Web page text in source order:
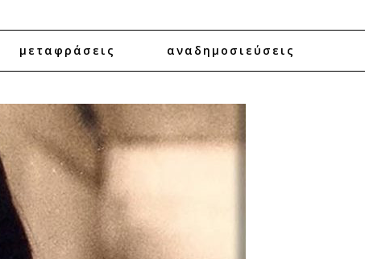
μεταφράσεις αναδημοσιεύσεις